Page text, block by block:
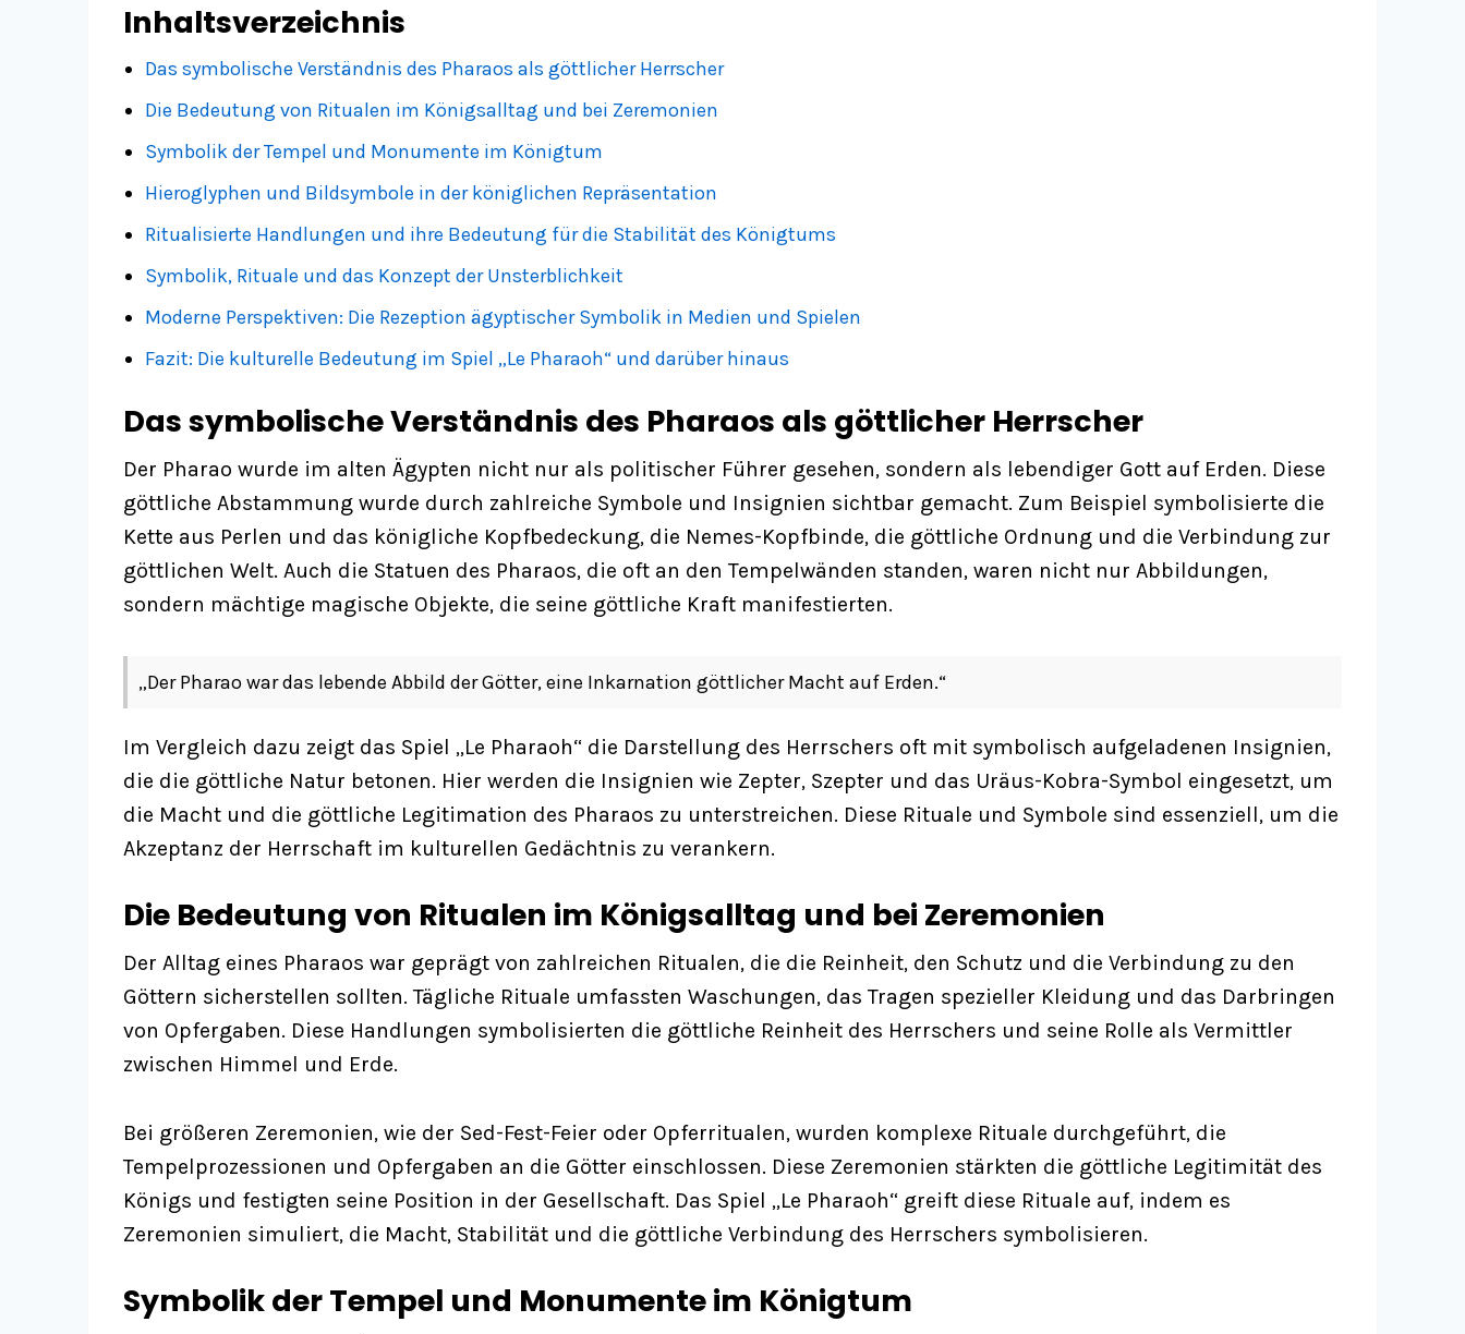
Inhaltsverzeichnis
Das symbolische Verständnis des Pharaos als göttlicher Herrscher
Die Bedeutung von Ritualen im Königsalltag und bei Zeremonien
Symbolik der Tempel und Monumente im Königtum
Hieroglyphen und Bildsymbole in der königlichen Repräsentation
Ritualisierte Handlungen und ihre Bedeutung für die Stabilität des Königtums
Symbolik, Rituale und das Konzept der Unsterblichkeit
Moderne Perspektiven: Die Rezeption ägyptischer Symbolik in Medien und Spielen
Fazit: Die kulturelle Bedeutung im Spiel „Le Pharaoh“ und darüber hinaus
Das symbolische Verständnis des Pharaos als göttlicher Herrscher
Der Pharao wurde im alten Ägypten nicht nur als politischer Führer gesehen, sondern als lebendiger Gott auf Erden. Diese
göttliche Abstammung wurde durch zahlreiche Symbole und Insignien sichtbar gemacht. Zum Beispiel symbolisierte die
Kette aus Perlen und das königliche Kopfbedeckung, die Nemes-Kopfbinde, die göttliche Ordnung und die Verbindung zur
göttlichen Welt. Auch die Statuen des Pharaos, die oft an den Tempelwänden standen, waren nicht nur Abbildungen,
sondern mächtige magische Objekte, die seine göttliche Kraft manifestierten.
„Der Pharao war das lebende Abbild der Götter, eine Inkarnation göttlicher Macht auf Erden.“
Im Vergleich dazu zeigt das Spiel „Le Pharaoh“ die Darstellung des Herrschers oft mit symbolisch aufgeladenen Insignien,
die die göttliche Natur betonen. Hier werden die Insignien wie Zepter, Szepter und das Uräus-Kobra-Symbol eingesetzt, um
die Macht und die göttliche Legitimation des Pharaos zu unterstreichen. Diese Rituale und Symbole sind essenziell, um die
Akzeptanz der Herrschaft im kulturellen Gedächtnis zu verankern.
Die Bedeutung von Ritualen im Königsalltag und bei Zeremonien
Der Alltag eines Pharaos war geprägt von zahlreichen Ritualen, die die Reinheit, den Schutz und die Verbindung zu den
Göttern sicherstellen sollten. Tägliche Rituale umfassten Waschungen, das Tragen spezieller Kleidung und das Darbringen
von Opfergaben. Diese Handlungen symbolisierten die göttliche Reinheit des Herrschers und seine Rolle als Vermittler
zwischen Himmel und Erde.
Bei größeren Zeremonien, wie der Sed-Fest-Feier oder Opferritualen, wurden komplexe Rituale durchgeführt, die
Tempelprozessionen und Opfergaben an die Götter einschlossen. Diese Zeremonien stärkten die göttliche Legitimität des
Königs und festigten seine Position in der Gesellschaft. Das Spiel „Le Pharaoh“ greift diese Rituale auf, indem es
Zeremonien simuliert, die Macht, Stabilität und die göttliche Verbindung des Herrschers symbolisieren.
Symbolik der Tempel und Monumente im Königtum